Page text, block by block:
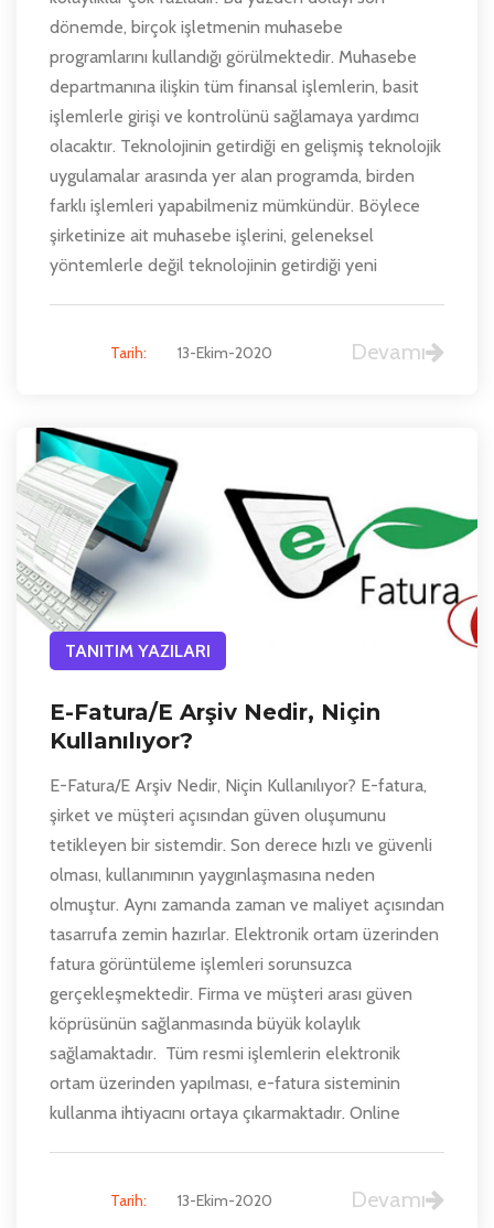
dönemde, birçok işletmenin muhasebe
programlarını kullandığı görülmektedir. Muhasebe
departmanına ilişkin tüm finansal işlemlerin, basit
işlemlerle girişi ve kontrolünü sağlamaya yardımcı
olacaktır. Teknolojinin getirdiği en gelişmiş teknolojik
uygulamalar arasında yer alan programda, birden
farklı işlemleri yapabilmeniz mümkündür. Böylece
şirketinize ait muhasebe işlerini, geleneksel
yöntemlerle değil teknolojinin getirdiği yeni
Tarih: 13-Ekim-2020 Devamı
TANITIM YAZILARI
E-Fatura/E Arşiv Nedir, Niçin
Kullanılıyor?
E-Fatura/E Arşiv Nedir, Niçin Kullanılıyor? E-fatura,
şirket ve müşteri açısından güven oluşumunu
tetikleyen bir sistemdir. Son derece hızlı ve güvenli
olması, kullanımının yaygınlaşmasına neden
olmuştur. Aynı zamanda zaman ve maliyet açısından
tasarrufa zemin hazırlar. Elektronik ortam üzerinden
fatura görüntüleme işlemleri sorunsuzca
gerçekleşmektedir. Firma ve müşteri arası güven
köprüsünün sağlanmasında büyük kolaylık
sağlamaktadır. Tüm resmi işlemlerin elektronik
ortam üzerinden yapılması, e-fatura sisteminin
kullanma ihtiyacını ortaya çıkarmaktadır. Online
Tarih: 13-Ekim-2020 Devamı